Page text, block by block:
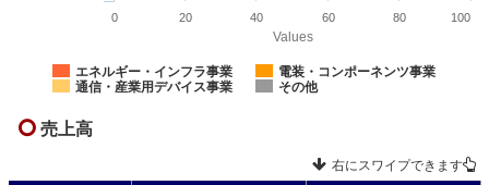
Values
エネルギー・インフラ事業
電装・コンポーネンツ事業
通信・産業用デバイス事業
その他
0 20 40 60 80 100
売上高
右にスワイプできます